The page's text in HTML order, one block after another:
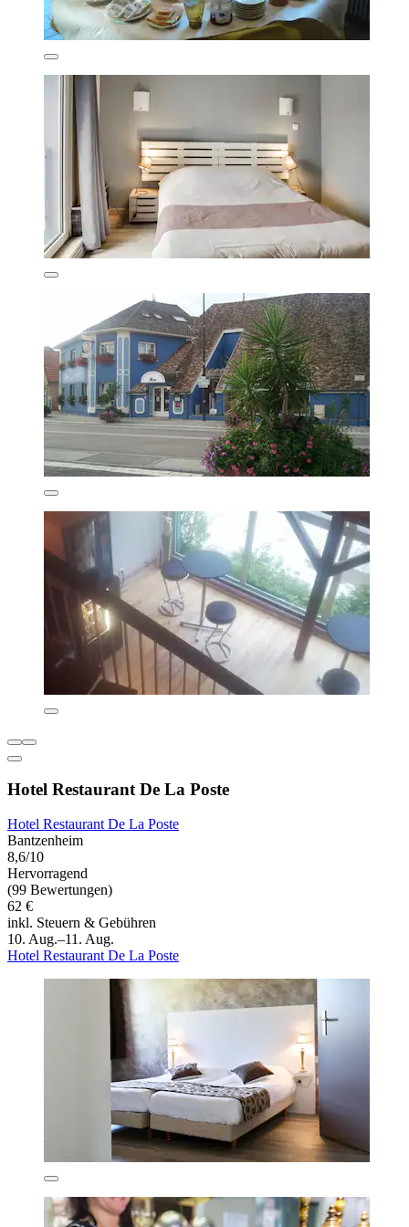
Hotel Restaurant De La Poste
Hotel Restaurant De La Poste
Bantzenheim
8,6/10
Hervorragend
(99 Bewertungen)
62 €
inkl. Steuern & Gebühren
10. Aug.–11. Aug.
Hotel Restaurant De La Poste